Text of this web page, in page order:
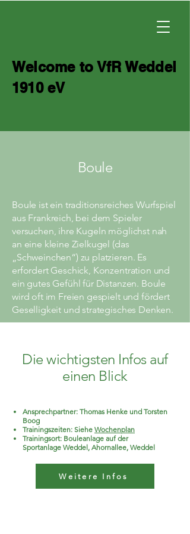
Welcome to VfR Weddel
1910 eV
Boule
Boule ist ein traditionsreiches Wurfspiel
aus Frankreich, bei dem Spieler
versuchen, ihre Kugeln möglichst nah
an eine kleine Zielkugel (das
„Schweinchen“) zu platzieren. Es
erfordert Geschick, Konzentration und
ein gutes Gefühl für Distanzen. Boule
wird oft im Freien gespielt und fördert
Geselligkeit und strategisches Denken.
Die wichtigsten Infos auf
einen Blick
Ansprechpartner: Thomas Henke und Torsten
Boog
Trainingszeiten: Siehe Wochenplan
Trainingsort: Bouleanlage auf der
Sportanlage Weddel, Ahornallee, Weddel
Weitere Infos